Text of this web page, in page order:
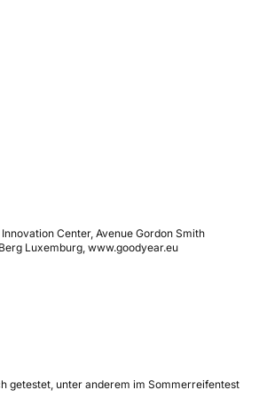
Center, Avenue Gordon Smith
Luxemburg, www.goodyear.eu
getestet, unter anderem im Sommerreifentest